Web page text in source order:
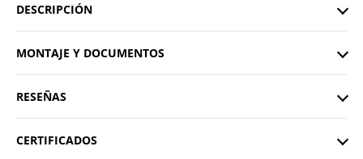
DESCRIPCIÓN
MONTAJE Y DOCUMENTOS
RESEÑAS
CERTIFICADOS